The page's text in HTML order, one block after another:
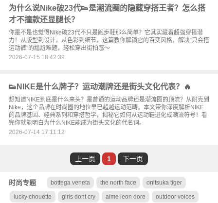
为什么说Nike破23代👟是潮流圈的隐藏穿搭王者？怎么搭
才不撞款还显腿长？
你是不是也觉得Nike破23代不只是跑步鞋那么简单？它其实藏着超强穿搭潜
力！从版型到设计，从色彩到细节，这篇教你解锁它的百变风格，解决“只会搭
运动裤”的尴尬难题，轻松穿出街拍感～
2026-07-15 18:42:39
👟NIKE是什么牌子？运动潮牌还是街头文化代表？🔥
想知道NIKE到底是什么来头？是普通的运动品牌还是潮流圈的顶流？从耐克到
Nike，这个品牌在时尚圈的地位早已超越运动范畴。本文带你深度解析NIKE
的品牌基因、经典系列和穿搭哲学，揭秘它如何从运动鞋进化成潮流符号！看
完你就能明白为什么NIKE能成为街头文化的代名词。
2026-07-14 17:11:12
上一页 1 下一页
时尚专题 bottega veneta the north face onitsuka tiger
lucky chouette girls dont cry aime leon dore outdoor voices